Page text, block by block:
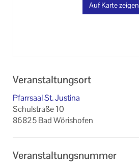
Auf Karte zeigen
Veranstaltungsort
Pfarrsaal St. Justina
Schulstraße 10
86825 Bad Wörishofen
Veranstaltungsnummer